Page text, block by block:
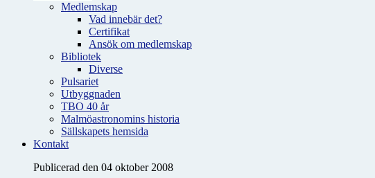
Medlemskap
Vad innebär det?
Certifikat
Ansök om medlemskap
Bibliotek
Diverse
Pulsariet
Utbyggnaden
TBO 40 år
Malmöastronomins historia
Sällskapets hemsida
Kontakt
Publicerad den 04 oktober 2008